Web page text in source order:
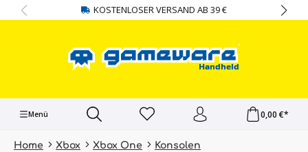
springen KOSTENLOSER VERSAND AB 39 €
Menü 0,00 €*
Home Xbox Xbox One Konsolen